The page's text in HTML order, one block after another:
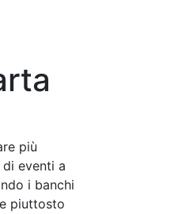
più
eventi a
i banchi
piuttosto